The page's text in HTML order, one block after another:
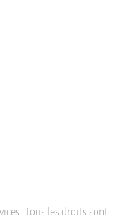
Tous les droits sont